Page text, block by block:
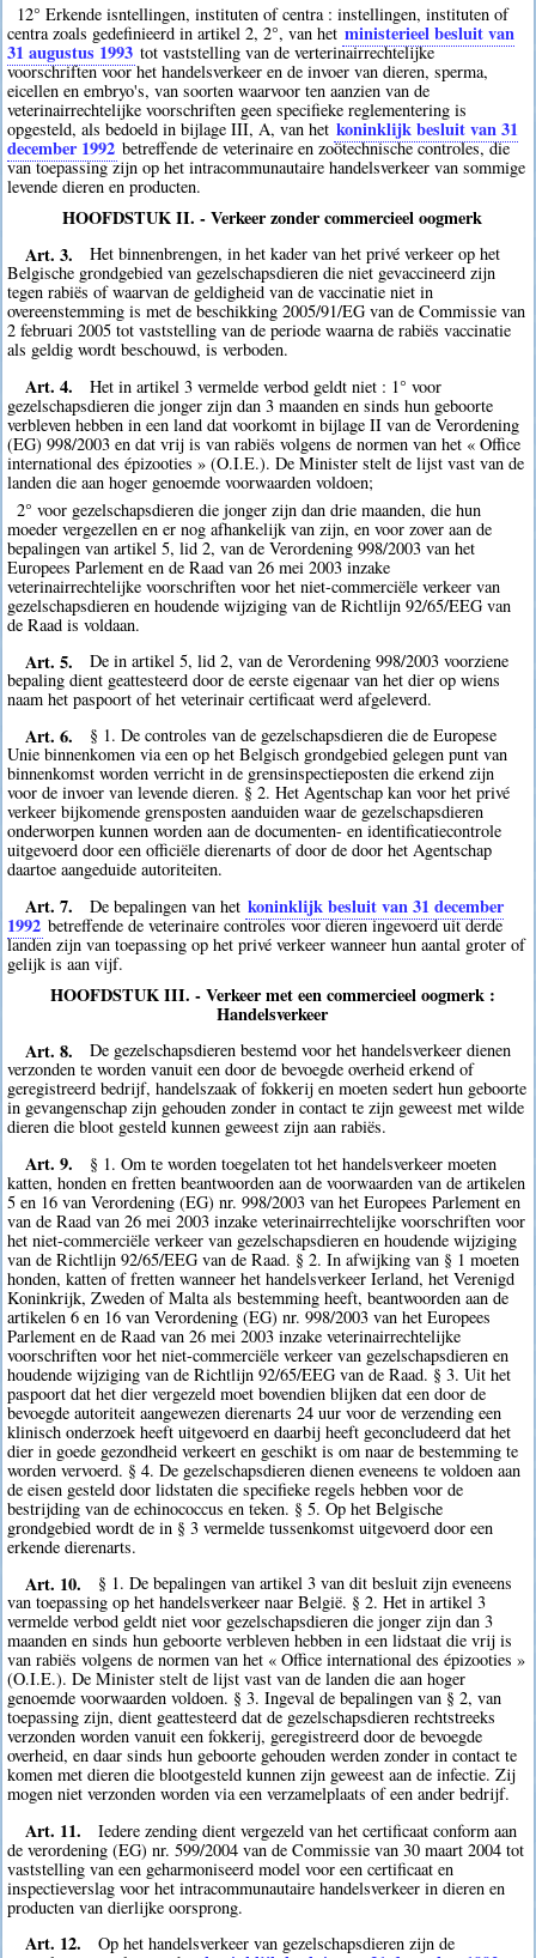
12° Erkende isntellingen, instituten of centra : instellingen, instituten of
centra zoals gedefinieerd in artikel 2, 2°, van het ministerieel besluit van
31 augustus 1993 tot vaststelling van de verterinairrechtelijke
voorschriften voor het handelsverkeer en de invoer van dieren, sperma,
eicellen en embryo's, van soorten waarvoor ten aanzien van de
veterinairrechtelijke voorschriften geen specifieke reglementering is
opgesteld, als bedoeld in bijlage III, A, van het koninklijk besluit van 31
december 1992 betreffende de veterinaire en zoötechnische controles, die
van toepassing zijn op het intracommunautaire handelsverkeer van sommige
levende dieren en producten.
HOOFDSTUK II. - Verkeer zonder commercieel oogmerk
Art. 3.
Het binnenbrengen, in het kader van het privé verkeer op het
Belgische grondgebied van gezelschapsdieren die niet gevaccineerd zijn
tegen rabiës of waarvan de geldigheid van de vaccinatie niet in
overeenstemming is met de beschikking 2005/91/EG van de Commissie van
2 februari 2005 tot vaststelling van de periode waarna de rabiës vaccinatie
als geldig wordt beschouwd, is verboden.
Art. 4.
Het in artikel 3 vermelde verbod geldt niet : 1° voor
gezelschapsdieren die jonger zijn dan 3 maanden en sinds hun geboorte
verbleven hebben in een land dat voorkomt in bijlage II van de Verordening
(EG) 998/2003 en dat vrij is van rabiës volgens de normen van het « Office
international des épizooties » (O.I.E.). De Minister stelt de lijst vast van de
landen die aan hoger genoemde voorwaarden voldoen;
2° voor gezelschapsdieren die jonger zijn dan drie maanden, die hun
moeder vergezellen en er nog afhankelijk van zijn, en voor zover aan de
bepalingen van artikel 5, lid 2, van de Verordening 998/2003 van het
Europees Parlement en de Raad van 26 mei 2003 inzake
veterinairrechtelijke voorschriften voor het niet-commerciële verkeer van
gezelschapsdieren en houdende wijziging van de Richtlijn 92/65/EEG van
de Raad is voldaan.
Art. 5.
De in artikel 5, lid 2, van de Verordening 998/2003 voorziene
bepaling dient geattesteerd door de eerste eigenaar van het dier op wiens
naam het paspoort of het veterinair certificaat werd afgeleverd.
Art. 6.
§ 1. De controles van de gezelschapsdieren die de Europese
Unie binnenkomen via een op het Belgisch grondgebied gelegen punt van
binnenkomst worden verricht in de grensinspectieposten die erkend zijn
voor de invoer van levende dieren. § 2. Het Agentschap kan voor het privé
verkeer bijkomende grensposten aanduiden waar de gezelschapsdieren
onderworpen kunnen worden aan de documenten- en identificatiecontrole
uitgevoerd door een officiële dierenarts of door de door het Agentschap
daartoe aangeduide autoriteiten.
Art. 7. De bepalingen van het koninklijk besluit van 31 december
1992 betreffende de veterinaire controles voor dieren ingevoerd uit derde
landen zijn van toepassing op het privé verkeer wanneer hun aantal groter of
gelijk is aan vijf.
HOOFDSTUK III. - Verkeer met een commercieel oogmerk :
Handelsverkeer
Art. 8.
De gezelschapsdieren bestemd voor het handelsverkeer dienen
verzonden te worden vanuit een door de bevoegde overheid erkend of
geregistreerd bedrijf, handelszaak of fokkerij en moeten sedert hun geboorte
in gevangenschap zijn gehouden zonder in contact te zijn geweest met wilde
dieren die bloot gesteld kunnen geweest zijn aan rabiës.
Art. 9.
§ 1. Om te worden toegelaten tot het handelsverkeer moeten
katten, honden en fretten beantwoorden aan de voorwaarden van de artikelen
5 en 16 van Verordening (EG) nr. 998/2003 van het Europees Parlement en
van de Raad van 26 mei 2003 inzake veterinairrechtelijke voorschriften voor
het niet-commerciële verkeer van gezelschapsdieren en houdende wijziging
van de Richtlijn 92/65/EEG van de Raad. § 2. In afwijking van § 1 moeten
honden, katten of fretten wanneer het handelsverkeer Ierland, het Verenigd
Koninkrijk, Zweden of Malta als bestemming heeft, beantwoorden aan de
artikelen 6 en 16 van Verordening (EG) nr. 998/2003 van het Europees
Parlement en de Raad van 26 mei 2003 inzake veterinairrechtelijke
voorschriften voor het niet-commerciële verkeer van gezelschapsdieren en
houdende wijziging van de Richtlijn 92/65/EEG van de Raad. § 3. Uit het
paspoort dat het dier vergezeld moet bovendien blijken dat een door de
bevoegde autoriteit aangewezen dierenarts 24 uur voor de verzending een
klinisch onderzoek heeft uitgevoerd en daarbij heeft geconcludeerd dat het
dier in goede gezondheid verkeert en geschikt is om naar de bestemming te
worden vervoerd. § 4. De gezelschapsdieren dienen eveneens te voldoen aan
de eisen gesteld door lidstaten die specifieke regels hebben voor de
bestrijding van de echinococcus en teken. § 5. Op het Belgische
grondgebied wordt de in § 3 vermelde tussenkomst uitgevoerd door een
erkende dierenarts.
Art. 10.
§ 1. De bepalingen van artikel 3 van dit besluit zijn eveneens
van toepassing op het handelsverkeer naar België. § 2. Het in artikel 3
vermelde verbod geldt niet voor gezelschapsdieren die jonger zijn dan 3
maanden en sinds hun geboorte verbleven hebben in een lidstaat die vrij is
van rabiës volgens de normen van het « Office international des épizooties »
(O.I.E.). De Minister stelt de lijst vast van de landen die aan hoger
genoemde voorwaarden voldoen. § 3. Ingeval de bepalingen van § 2, van
toepassing zijn, dient geattesteerd dat de gezelschapsdieren rechtstreeks
verzonden worden vanuit een fokkerij, geregistreerd door de bevoegde
overheid, en daar sinds hun geboorte gehouden werden zonder in contact te
komen met dieren die blootgesteld kunnen zijn geweest aan de infectie. Zij
mogen niet verzonden worden via een verzamelplaats of een ander bedrijf.
Art. 11.
Iedere zending dient vergezeld van het certificaat conform aan
de verordening (EG) nr. 599/2004 van de Commissie van 30 maart 2004 tot
vaststelling van een geharmoniseerd model voor een certificaat en
inspectieverslag voor het intracommunautaire handelsverkeer in dieren en
producten van dierlijke oorsprong.
Art. 12.
Op het handelsverkeer van gezelschapsdieren zijn de